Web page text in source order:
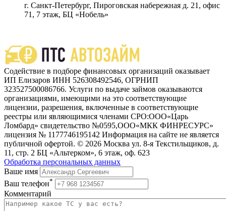
г. Санкт-Петербург, Пироговская набережная д. 21, офис
71, 7 этаж, БЦ «Нобель»
Содействие в подборе финансовых организаций оказывает
ИП Елизаров ИНН 526308492546, ОГРНИП
323527500086766. Услуги по выдаче займов оказываются
организациями, имеющими на это соответствующие
лицензии, разрешения, включенные в соответствующие
реестры или являющимися членами СРО:ООО«Царь
Ломбард» свидетельство №0595,ООО«МКК ФИНРЕСУРС»
лицензия № 1177746195142 Информация на сайте не является
публичной офертой. © 2026 Москва ул. 8-я Текстильщиков, д.
11, стр. 2 БЦ «Альтерком», 6 этаж, оф. 623
Обработка персональных данных
Ваше имя
Ваш телефон*
Комментарий